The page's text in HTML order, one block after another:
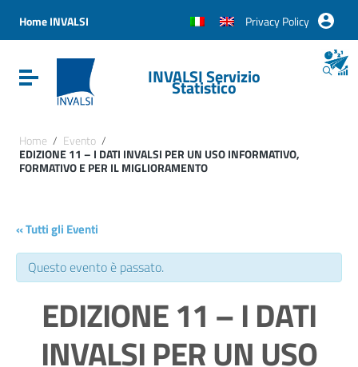
Vai al menu di navigazione
Vai al footer
Home INVALSI Privacy Policy
Attiva / disattiva la navigazioneINVALSI Servizio
Statistico
Home / Evento /
EDIZIONE 11 – I DATI INVALSI PER UN USO INFORMATIVO,
FORMATIVO E PER IL MIGLIORAMENTO
« Tutti gli Eventi
Questo evento è passato.
EDIZIONE 11 – I DATI
INVALSI PER UN USO